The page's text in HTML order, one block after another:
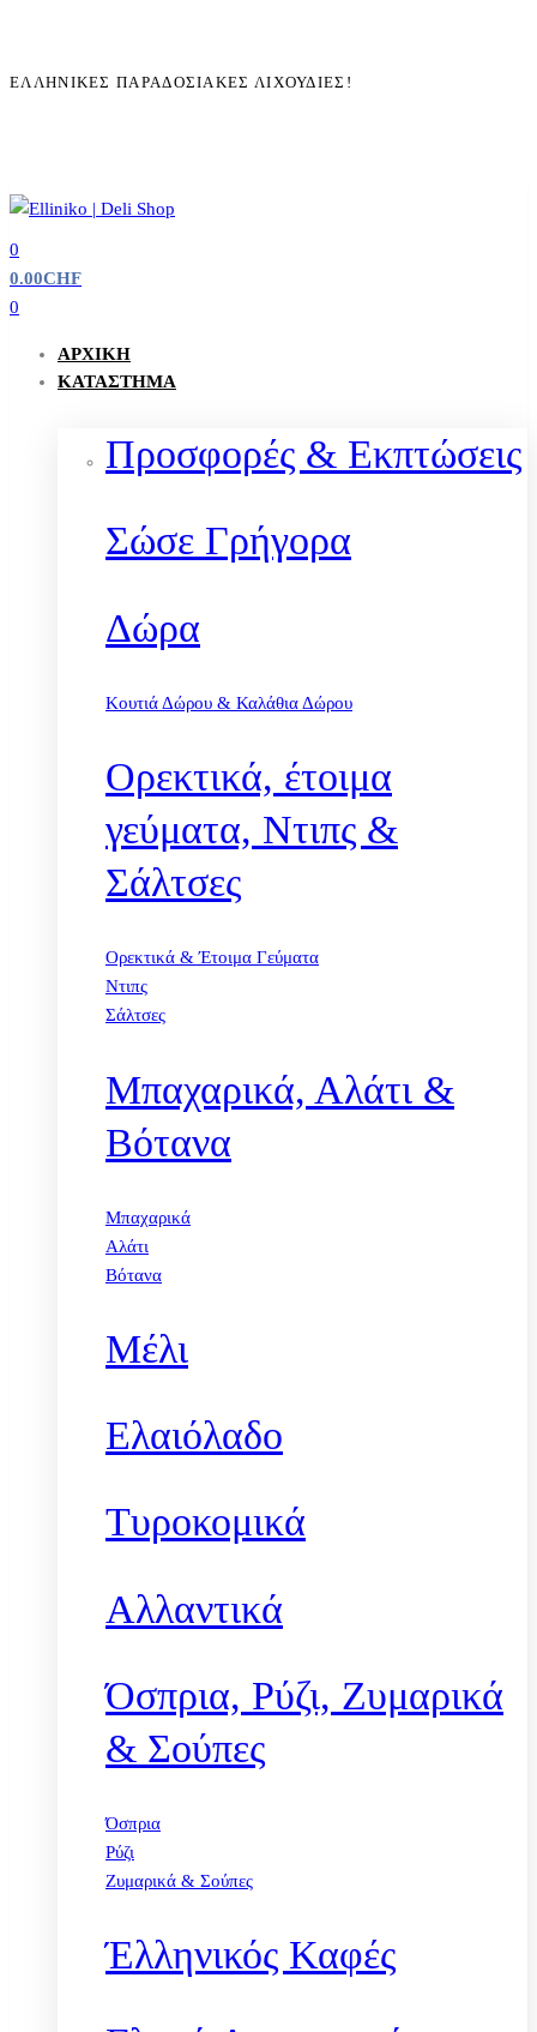
ΕΛΛΗΝΙΚΈΣ ΠΑΡΑΔΟΣΙΑΚΈΣ ΛΙΧΟΥΔΙΈΣ!
0
0.00CHF
0
ΑΡΧΙΚΉ
ΚΑΤΆΣΤΗΜΑ
Προσφορές & Εκπτώσεις
Σώσε Γρήγορα
Δώρα
Κουτιά Δώρου & Καλάθια Δώρου
Ορεκτικά, έτοιμα
γεύματα, Ντιπς &
Σάλτσες
Ορεκτικά & Έτοιμα Γεύματα
Ντιπς
Σάλτσες
Μπαχαρικά, Αλάτι &
Βότανα
Μπαχαρικά
Αλάτι
Βότανα
Μέλι
Ελαιόλαδο
Τυροκομικά
Αλλαντικά
Όσπρια, Ρύζι, Ζυμαρικά
& Σούπες
Όσπρια
Ρύζι
Ζυμαρικά & Σούπες
Έλληνικός Καφές